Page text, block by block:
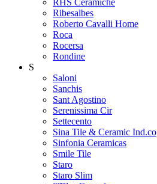
Ribesalbes
Roberto Cavalli Home
Roca
Rocersa
Rondine
S
Saloni
Sanchis
Sant Agostino
Serenissima Cir
Settecento
Sina Tile & Ceramic Ind.co
Sinfonia Ceramicas
Smile Tile
Staro
Staro Slim